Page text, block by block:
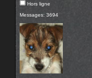
Hors ligne
Messages: 3694